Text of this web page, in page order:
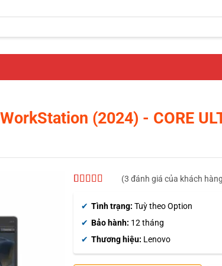
(2024) - CORE
trên đánh
giá
(3 đánh giá của khách
Tình trạng: Tuỳ theo Option
Bảo hành: 12 tháng
Thương hiệu: Lenovo